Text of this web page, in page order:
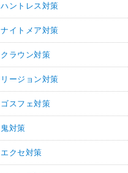
ハントレス対策
ナイトメア対策
クラウン対策
リージョン対策
ゴスフェ対策
鬼対策
エクセ対策